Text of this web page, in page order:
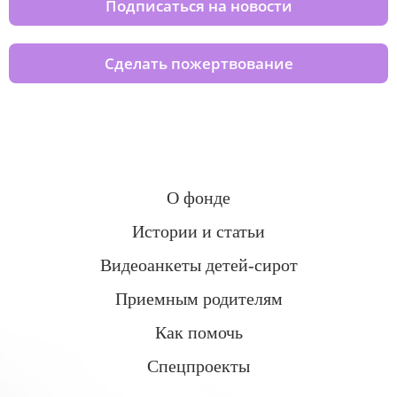
Подписаться на новости
Сделать пожертвование
О фонде
Истории и статьи
Видеоанкеты детей-сирот
Приемным родителям
Как помочь
Спецпроекты